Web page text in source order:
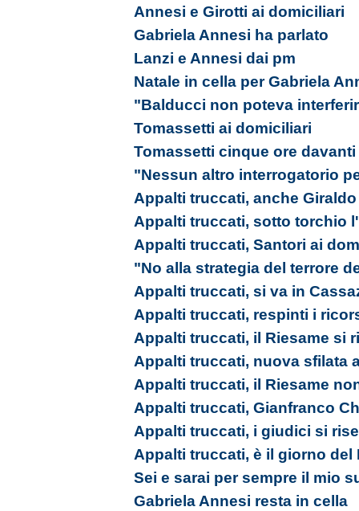
Annesi e Girotti ai domiciliari
Gabriela Annesi ha parlato
Lanzi e Annesi dai pm
Natale in cella per Gabriela
"Balducci non poteva
Tomassetti ai domiciliari
Tomassetti cinque ore davanti
"Nessun altro interrogatorio
Appalti truccati, anche
Appalti truccati, sotto torchio
Appalti truccati, Santori ai
"No alla strategia del terrore
Appalti truccati, si va in
Appalti truccati, respinti i
Appalti truccati, il Riesame si
Appalti truccati, nuova sfilata
Appalti truccati, il Riesame
Appalti truccati, Gianfranco
Appalti truccati, i giudici si
Appalti truccati, è il giorno del
Sei e sarai per sempre il mio
Gabriela Annesi resta in cella